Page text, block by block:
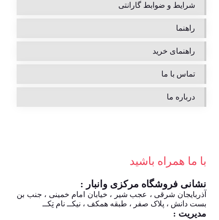
شرایط و ضوابط گارانتی
راهنما
راهنمای خرید
تماس با ما
درباره ما
با ما همراه باشید
نشانی فروشگاه مرکزی وانبار :
آذربایجان شرقی ، عجب شیر ، خیابان امام خمینی ، جنب بن
بست دانش ، پلاک صفر ، طبقه همکف ، نیکــ نام تِکــ
مدیریت :